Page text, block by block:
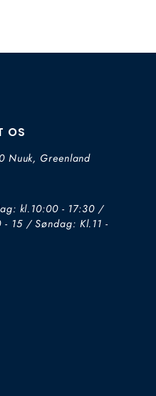
OS
Nuuk, Greenland
kl.10:00 - 17:30 /
15 / Søndag: Kl.11 -